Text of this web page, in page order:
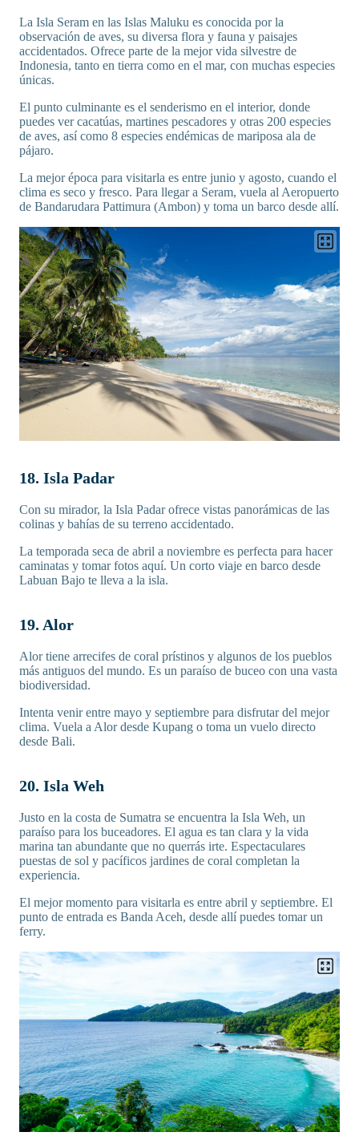
La Isla Seram en las Islas Maluku es conocida por la
observación de aves, su diversa flora y fauna y paisajes
accidentados. Ofrece parte de la mejor vida silvestre de
Indonesia, tanto en tierra como en el mar, con muchas especies
únicas.
El punto culminante es el senderismo en el interior, donde
puedes ver cacatúas, martines pescadores y otras 200 especies
de aves, así como 8 especies endémicas de mariposa ala de
pájaro.
La mejor época para visitarla es entre junio y agosto, cuando el
clima es seco y fresco. Para llegar a Seram, vuela al Aeropuerto
de Bandarudara Pattimura (Ambon) y toma un barco desde allí.
18. Isla Padar
Con su mirador, la Isla Padar ofrece vistas panorámicas de las
colinas y bahías de su terreno accidentado.
La temporada seca de abril a noviembre es perfecta para hacer
caminatas y tomar fotos aquí. Un corto viaje en barco desde
Labuan Bajo te lleva a la isla.
19. Alor
Alor tiene arrecifes de coral prístinos y algunos de los pueblos
más antiguos del mundo. Es un paraíso de buceo con una vasta
biodiversidad.
Intenta venir entre mayo y septiembre para disfrutar del mejor
clima. Vuela a Alor desde Kupang o toma un vuelo directo
desde Bali.
20. Isla Weh
Justo en la costa de Sumatra se encuentra la Isla Weh, un
paraíso para los buceadores. El agua es tan clara y la vida
marina tan abundante que no querrás irte. Espectaculares
puestas de sol y pacíficos jardines de coral completan la
experiencia.
El mejor momento para visitarla es entre abril y septiembre. El
punto de entrada es Banda Aceh, desde allí puedes tomar un
ferry.